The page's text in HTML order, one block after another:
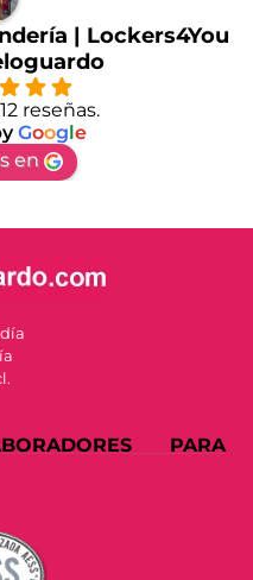
| Lockers4You
reseñas.
Google
en
PARA